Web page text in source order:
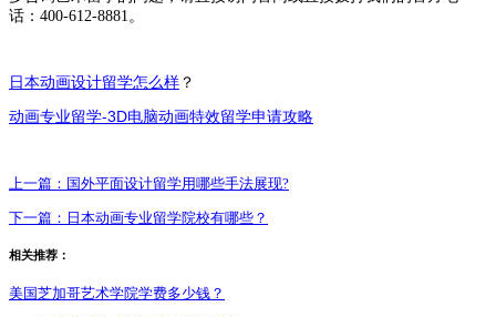
话：400-612-8881。
日本动画设计留学怎么样 ？
动画专业留学-3D电脑动画特效留学申请攻略
上一篇： 国外平面设计留学用哪些手法展现?
下一篇： 日本动画专业留学院校有哪些？
相关推荐：
美国芝加哥艺术学院学费多少钱？